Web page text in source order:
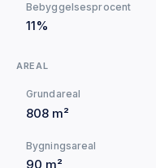
Bebyggelsesprocent
11%
AREAL
Grundareal
808 m²
Bygningsareal
90 m²